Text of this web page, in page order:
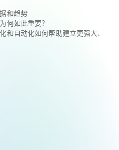
和趋势
何如此重要？
和自动化如何帮助建立更强大、